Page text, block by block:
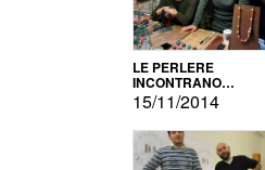
LE PERLERE
INCONTRANO
L'AUTOPRODUZIONE
15/11/2014